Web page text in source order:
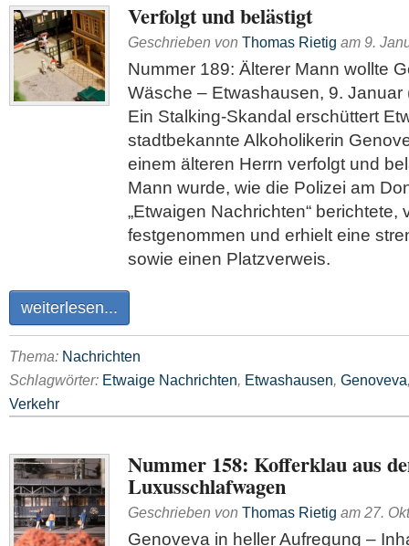
Verfolgt und belästigt
Geschrieben von Thomas Rietig am 9.
Nummer 189: Älterer Mann wollte
Wäsche – Etwashausen, 9. Januar
Ein Stalking-Skandal erschüttert
stadtbekannte Alkoholikerin
einem älteren Herrn verfolgt und
Mann wurde, wie die Polizei am
„Etwaigen Nachrichten“ berichtete,
festgenommen und erhielt eine
sowie einen Platzverweis.
weiterlesen...
Thema: Nachrichten
Schlagwörter: Etwaige Nachrichten, Etwashausen, Genoveva
Verkehr
Nummer 158: Kofferklau aus
Luxusschlafwagen
Geschrieben von Thomas Rietig am 27.
Genoveva in heller Aufregung –